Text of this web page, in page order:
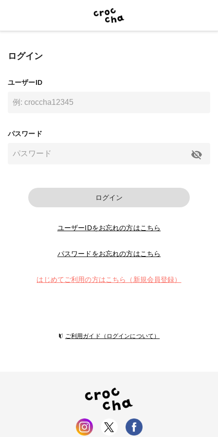
ログイン
ユーザーID
パスワード
ログイン
ユーザーIDをお忘れの方はこちら
パスワードをお忘れの方はこちら
はじめてご利用の方はこちら（新規会員登録）
ご利用ガイド（ログインについて）